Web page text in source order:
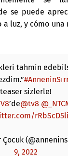
se puede
a luz, y cómo
tahmin
teaser sizlerle!
’de@tv8
Çocuk
9, 2022